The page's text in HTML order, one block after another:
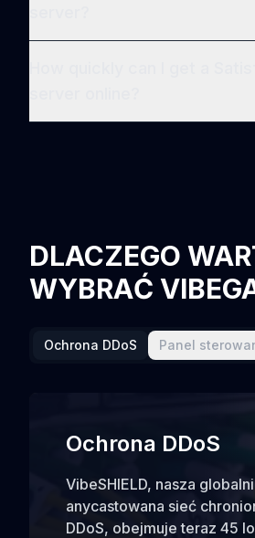
DLACZEGO
WYBRAĆ
Ochrona DDoS Panel
Ochrona DDoS
VibeSHIELD, nasza
anycastowana sieć
DDoS, obejmuje teraz 45